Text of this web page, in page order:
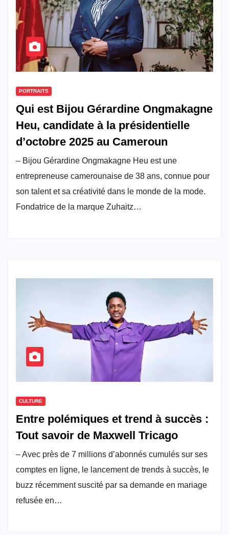
PORTRAITS
Qui est Bijou Gérardine Ongmakagne
Heu, candidate à la présidentielle
d’octobre 2025 au Cameroun
– Bijou Gérardine Ongmakagne Heu est une
entrepreneuse camerounaise de 38 ans, connue pour
son talent et sa créativité dans le monde de la mode.
Fondatrice de la marque Zuhaitz…
CULTURE
Entre polémiques et trend à succès :
Tout savoir de Maxwell Tricago
– Avec près de 7 millions d’abonnés cumulés sur ses
comptes en ligne, le lancement de trends à succès, le
buzz récemment suscité par sa demande en mariage
refusée en…